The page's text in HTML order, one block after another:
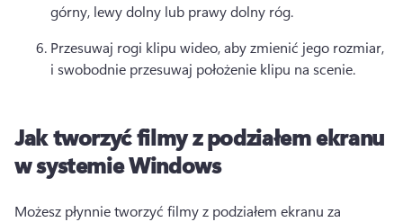
górny, lewy dolny lub prawy dolny róg.
Przesuwaj rogi klipu wideo, aby zmienić jego rozmiar,
i swobodnie przesuwaj położenie klipu na scenie.
Jak tworzyć filmy z podziałem ekranu
w systemie Windows
Możesz płynnie tworzyć filmy z podziałem ekranu za